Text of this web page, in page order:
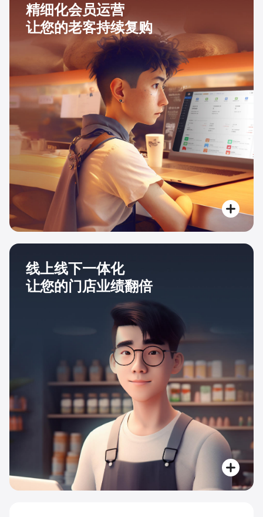
精细化会员运营
让您的老客持续复购
线上线下一体化
让您的门店业绩翻倍